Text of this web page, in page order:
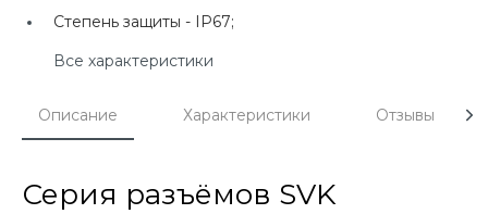
Степень защиты - IP67;
Все характеристики
Описание Характеристики Отзывы
Серия разъёмов SVK